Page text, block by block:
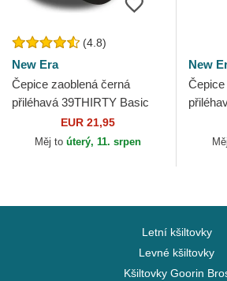
(4.8)
New Era
Čepice zaoblená černá
přiléhavá 39THIRTY Basic
Flag New EraEUR 21,95
Měj to úterý, 11. srpen
New
Frank
White
Letní kšiltovky
Levné kšiltovky
Kšiltovky Goorin